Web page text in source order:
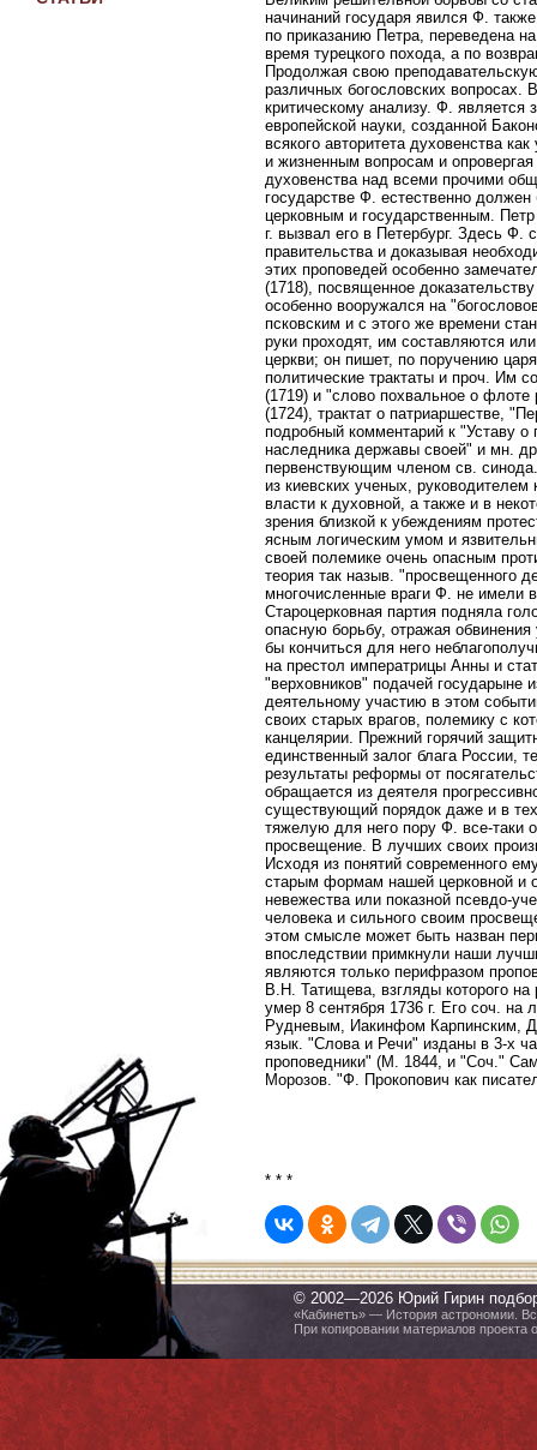
начинаний государя явился Ф.
по приказанию Петра, переведена
время турецкого похода, а по
Продолжая свою
различных богословских
критическому анализу. Ф. является
европейской науки, созданной
всякого авторитета духовенства
и жизненным вопросам и
духовенства над всеми прочими
государстве Ф. естественно
церковным и государственным.
г. вызвал его в Петербург. Здесь Ф.
правительства и доказывая
этих проповедей особенно
(1718), посвященное
особенно вооружался на
псковским и с этого же времени
руки проходят, им составляются
церкви; он пишет, по поручению
политические трактаты и проч. Им
(1719) и "слово похвальное о флоте
(1724), трактат о патриаршестве,
подробный комментарий к "Уставу
наследника державы своей" и мн.
первенствующим членом св.
из киевских ученых,
власти к духовной, а также и в
зрения близкой к убеждениям
ясным логическим умом и
своей полемике очень опасным
теория так назыв. "просвещенного
многочисленные враги Ф. не имели
Староцерковная партия подняла
опасную борьбу, отражая обвинения
бы кончиться для него
на престол императрицы Анны и
"верховников" подачей государыне
деятельному участию в этом
своих старых врагов, полемику с
канцелярии. Прежний горячий
единственный залог блага России,
результаты реформы от
обращается из деятеля
существующий порядок даже и в
тяжелую для него пору Ф. все-таки
просвещение. В лучших своих
Исходя из понятий современного
старым формам нашей церковной и
невежества или показной псевдо-
человека и сильного своим
этом смысле может быть назван
впоследствии примкнули наши
являются только перифразом
В.Н. Татищева, взгляды которого
умер 8 сентября 1736 г. Его соч.
Рудневым, Иакинфом Карпинским,
язык. "Слова и Речи" изданы в 3-х
проповедники" (М. 1844, и "Соч."
Морозов. "Ф. Прокопович как
* * *
© 2002—2026 Юрий Гирин
«Кабинетъ» — История астрономии.
При копировании материалов проекта